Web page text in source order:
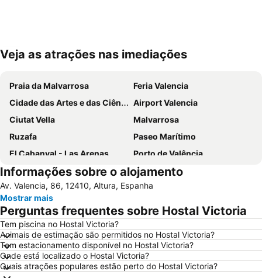
Ampliar mapa
Veja as atrações nas imediações
Praia da Malvarrosa
Feria Valencia
Cidade das Artes e das Ciências
Airport Valencia
Ciutat Vella
Malvarrosa
Ruzafa
Paseo Marítimo
El Cabanyal - Las Arenas
Porto de Valência
Circuit Ricardo Tormo
El Pinar
Bairro histórico
Catedral de Valencia
Eixample
L'Oceanogràfic
Mercado Central
Entradas Oceanografic Ciudad de las Artes
Racó de Mar
De la Patacona
Metrô de Valência
Palau de Congressos València
Norte
Puerto Sagunto
Informações sobre o alojamento
Av. Valencia, 86, 12410, Altura, Espanha
Mostrar mais
Perguntas frequentes sobre Hostal Victoria
Tem piscina no Hostal Victoria?
Animais de estimação são permitidos no Hostal Victoria?
Tem estacionamento disponível no Hostal Victoria?
Onde está localizado o Hostal Victoria?
Quais atrações populares estão perto do Hostal Victoria?